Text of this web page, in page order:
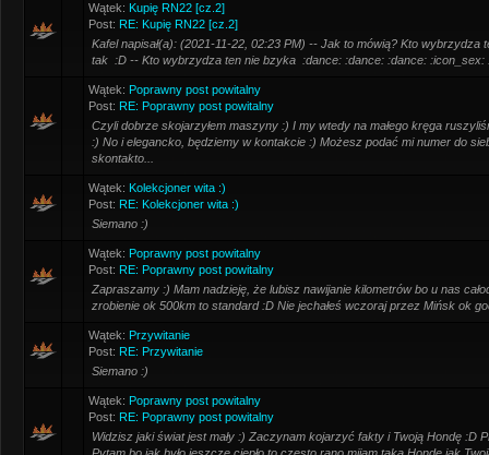
Wątek: Kupię RN22 [cz.2]
Post: RE: Kupię RN22 [cz.2]
Kafel napisał(a): (2021-11-22, 02:23 PM) -- Jak to mówią? Kto wybrzydza
tak :D -- Kto wybrzydza ten nie bzyka :dance: :dance: :dance: :icon_sex:
Wątek: Poprawny post powitalny
Post: RE: Poprawny post powitalny
Czyli dobrze skojarzyłem maszyny :) I my wtedy na małego kręga
:) No i elegancko, będziemy w kontakcie :) Możesz podać mi numer do
skontakto...
Wątek: Kolekcjoner wita :)
Post: RE: Kolekcjoner wita :)
Siemano :)
Wątek: Poprawny post powitalny
Post: RE: Poprawny post powitalny
Zapraszamy :) Mam nadzieję, że lubisz nawijanie kilometrów bo u nas
zrobienie ok 500km to standard :D Nie jechałeś wczoraj przez Mińsk ok
Wątek: Przywitanie
Post: RE: Przywitanie
Siemano :)
Wątek: Poprawny post powitalny
Post: RE: Poprawny post powitalny
Widzisz jaki świat jest mały :) Zaczynam kojarzyć fakty i Twoją Hondę :D